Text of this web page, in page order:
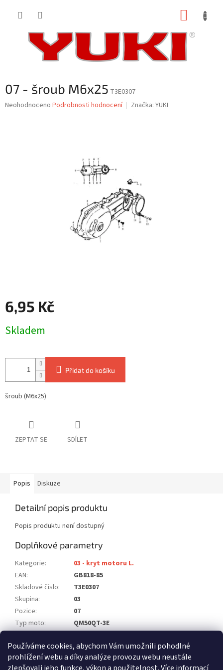
Používáme cookies, abychom Vám umožnili pohodlné
prohlížení webu a díky analýze provozu webu neustále
07 - šroub M6x25 T3E0307
Průměrné
Neohodnoceno Podrobnosti hodnocení Značka: YUKI
6,95 Kč
cena:
Skladem
Přidat do košíku
šroub (M6x25)
ZEPTAT SE SDÍLET
Popis Diskuze
Detailní popis produktu
Popis produktu není dostupný
Doplňkové parametry
Kategorie:
03 - kryt motoru L.
EAN:
GB818-85
Skladové číslo:
T3E0307
Skupina:
03
Pozice:
07
Typ moto:
QM50QT-3E
Počet ks na moto: 6